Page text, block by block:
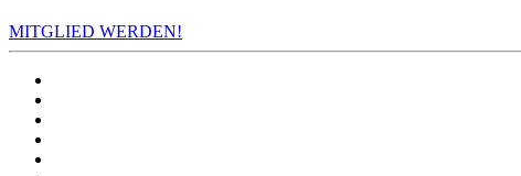
MITGLIED WERDEN!